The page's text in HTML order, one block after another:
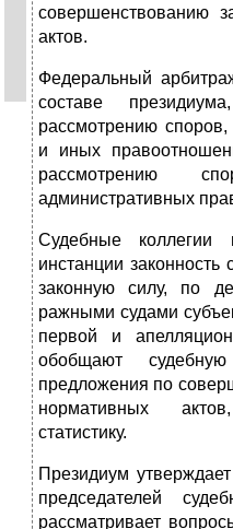
совершенствованию
актов.
Федеральный
составе
рассмотрению
и иных
рассмотрению
административных
Судебные коллегии
инстанции законность
законную силу, по
ражными судами
первой и
обобщают судебную
предло­жения по
нормативных
статистику.
Президиум
председателей
рассматривает